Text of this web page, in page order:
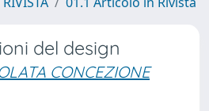
del design
CONCEZIONE